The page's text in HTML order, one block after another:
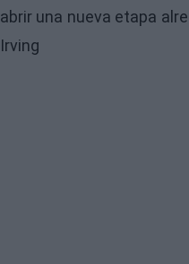
abrir una nueva etapa
Irving